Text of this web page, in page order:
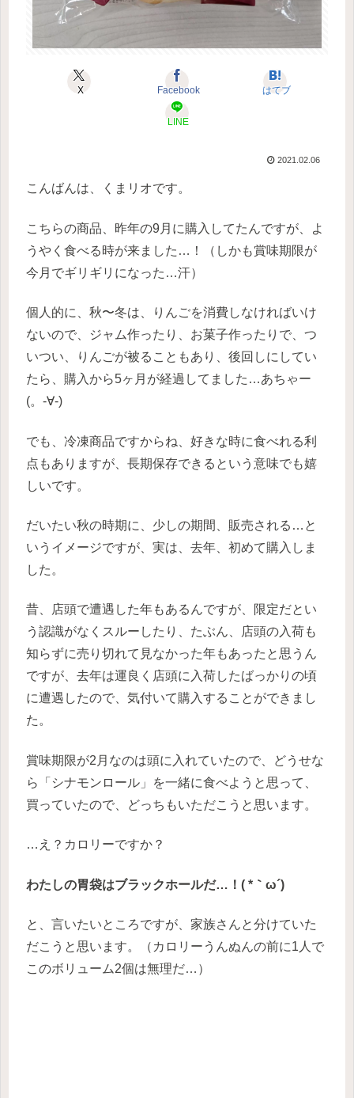
X Facebook はてブ
LINE
2021.02.06
こんばんは、くまリオです。
こちらの商品、昨年の9月に購入してたんですが、よ
うやく食べる時が来ました…！（しかも賞味期限が
今月でギリギリになった…汗）
個人的に、秋〜冬は、りんごを消費しなければいけ
ないので、ジャム作ったり、お菓子作ったりで、つ
いつい、りんごが被ることもあり、後回しにしてい
たら、購入から5ヶ月が経過してました…あちゃー
(。-∀-)
でも、冷凍商品ですからね、好きな時に食べれる利
点もありますが、長期保存できるという意味でも嬉
しいです。
だいたい秋の時期に、少しの期間、販売される…と
いうイメージですが、実は、去年、初めて購入しま
した。
昔、店頭で遭遇した年もあるんですが、限定だとい
う認識がなくスルーしたり、たぶん、店頭の入荷も
知らずに売り切れて見なかった年もあったと思うん
ですが、去年は運良く店頭に入荷したばっかりの頃
に遭遇したので、気付いて購入することができまし
た。
賞味期限が2月なのは頭に入れていたので、どうせな
ら「シナモンロール」を一緒に食べようと思って、
買っていたので、どっちもいただこうと思います。
…え？カロリーですか？
わたしの胃袋はブラックホールだ…！( *｀ω´)
と、言いたいところですが、家族さんと分けていた
だこうと思います。（カロリーうんぬんの前に1人で
このボリューム2個は無理だ…）